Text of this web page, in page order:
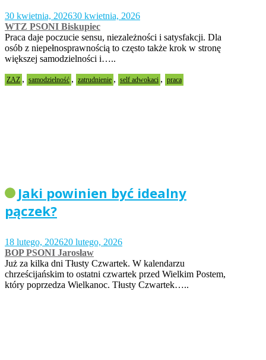
30 kwietnia, 202630 kwietnia, 2026
WTZ PSONI Biskupiec
Praca daje poczucie sensu, niezależności i satysfakcji. Dla
osób z niepełnosprawnością to często także krok w stronę
większej samodzielności i…..
ZAZ , samodzielność , zatrudnienie , self adwokaci , praca
Jaki powinien być idealny
pączek?
18 lutego, 202620 lutego, 2026
BOP PSONI Jarosław
Już za kilka dni Tłusty Czwartek. W kalendarzu
chrześcijańskim to ostatni czwartek przed Wielkim Postem,
który poprzedza Wielkanoc. Tłusty Czwartek…..